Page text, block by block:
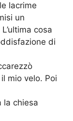
lacrime
un
cosa
di
mio velo. Poi
la chiesa